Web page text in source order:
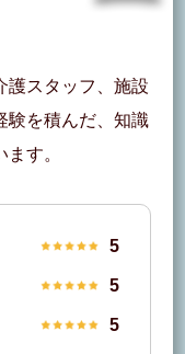
護スタッフ、施設
験を積んだ、知識
す。
5
5
5